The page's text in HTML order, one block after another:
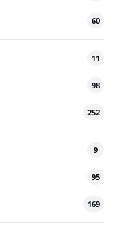
60
11
98
252
9
95
169